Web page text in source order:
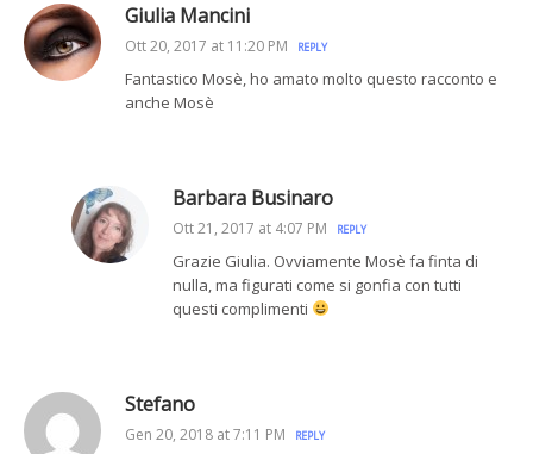
Giulia Mancini
Ott 20, 2017 at 11:20 PM REPLY
Fantastico Mosè, ho amato molto questo racconto e
anche Mosè
Barbara Businaro
Ott 21, 2017 at 4:07 PM REPLY
Grazie Giulia. Ovviamente Mosè fa finta di
nulla, ma figurati come si gonfia con tutti
questi complimenti
Stefano
Gen 20, 2018 at 7:11 PM REPLY